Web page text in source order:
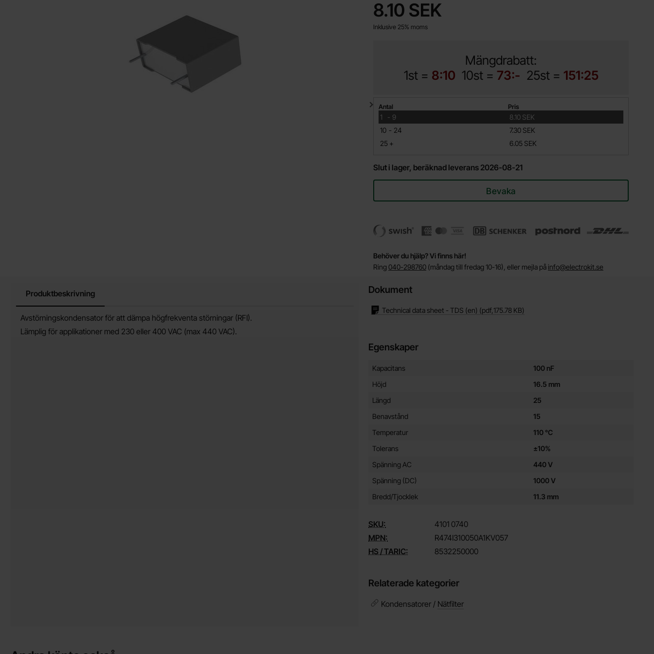
pris
8.10 SEK
Inklusive 25% moms
Mängdrabatt:
1st = 8:10 10st = 73:- 25st = 151:25
Mängdrabatt
Antal Pris
1 -
till 9
8.10 SEK
10 -
till 24
7.30 SEK
25 +
till 6.05 SEK
Slut i lager, beräknad leverans 2026-08-21
Bevaka
Behöver du hjälp? Vi finns här!
Ring 040-298760 (måndag till fredag 10-16), eller mejla på info@electrokit.se
Produktbeskrivning
Produktbeskrivning
Avstörningskondensator för att dämpa högfrekventa störningar (RFI).
Lämplig för applikationer med 230 eller 400 VAC (max 440 VAC).
Dokument
Technical data sheet - TDS (en) (pdf,175.78 KB)
Egenskaper
Egenskaper/attribut för denna produkt
Attribut
Kapacitans
100 nF
Höjd
16.5 mm
Längd
25
Benavstånd
15
Temperatur
110 °C
Tolerans
±10%
Spänning AC
440 V
Spänning (DC)
1000 V
Bredd/Tjocklek
11.3 mm
SKU: 4101 0740
MPN:
R474I310050A1KV057
HS / TARIC:
8532250000
Relaterade kategorier
Kondensatorer / Nätfilter